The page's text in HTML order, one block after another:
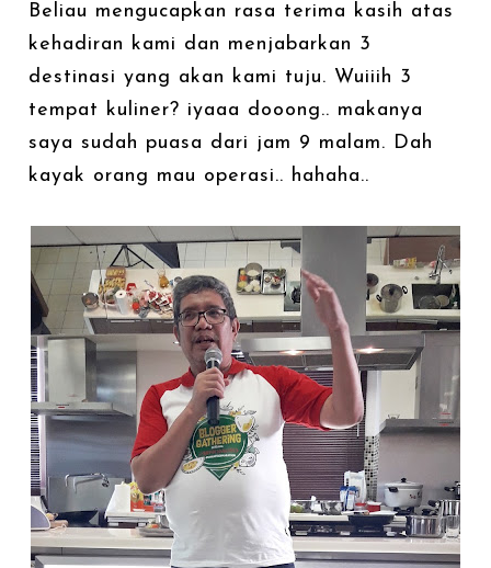
Beliau mengucapkan rasa terima kasih atas
kehadiran kami dan menjabarkan 3
destinasi yang akan kami tuju. Wuiiih 3
tempat kuliner? iyaaa dooong.. makanya
saya sudah puasa dari jam 9 malam. Dah
kayak orang mau operasi.. hahaha..